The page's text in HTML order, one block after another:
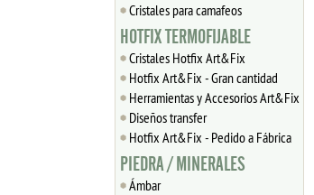
Cristales para camafeos
HOTFIX TERMOFIJABLE
Cristales Hotfix Art&Fix
Hotfix Art&Fix - Gran cantidad
Herramientas y Accesorios Art&Fix
Diseños transfer
Hotfix Art&Fix - Pedido a Fábrica
PIEDRA / MINERALES
Ámbar